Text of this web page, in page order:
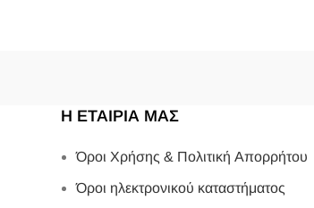
Η ΕΤΑΙΡΙΑ ΜΑΣ
Όροι Χρήσης & Πολιτική Απορρήτου
Όροι ηλεκτρονικού καταστήματος